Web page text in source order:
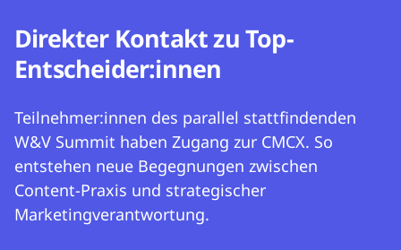
Direkter Kontakt zu Top-
Entscheider:innen
Teilnehmer:innen des parallel stattfindenden
W&V Summit haben Zugang zur CMCX. So
entstehen neue Begegnungen zwischen
Content-Praxis und strategischer
Marketingverantwortung.